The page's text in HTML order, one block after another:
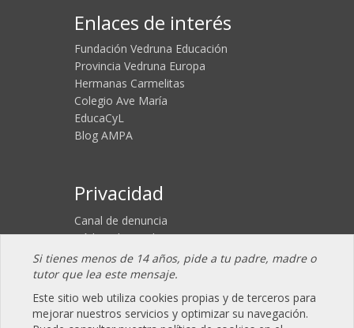
Enlaces de interés
Fundación Vedruna Educación
Provincia Vedruna Europa
Hermanas Carmelitas
Colegio Ave María
EducaCyL
Blog AMPA
Privacidad
Canal de denuncia
Código de conducta
Aviso legal
Política de Cookies
Acceso Privado
Si tienes menos de 14 años, pide a tu padre, madre o
tutor que lea este mensaje.
Este sitio web utiliza cookies propias y de terceros para
mejorar nuestros servicios y optimizar su navegación.